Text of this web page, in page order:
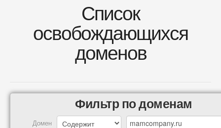
Список
освобождающихся
доменов
Фильтр по доменам
Домен